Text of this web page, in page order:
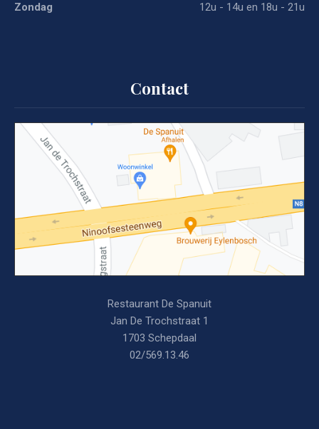
Zondag
12u - 14u en 18u - 21u
Contact
Restaurant De Spanuit
Jan De Trochstraat 1
1703 Schepdaal
02/569.13.46